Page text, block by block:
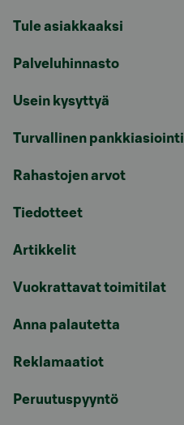
Tule asiakkaaksi
Palveluhinnasto
Usein kysyttyä
Turvallinen pankkiasiointi
Rahastojen arvot
Tiedotteet
Artikkelit
Vuokrattavat toimitilat
Anna palautetta
Reklamaatiot
Peruutuspyyntö